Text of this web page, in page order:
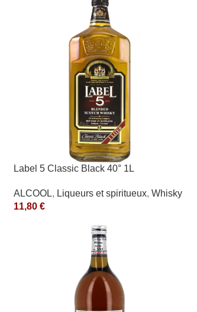
Label 5 Classic Black 40° 1L
ALCOOL, Liqueurs et spiritueux, Whisky
11,80 €